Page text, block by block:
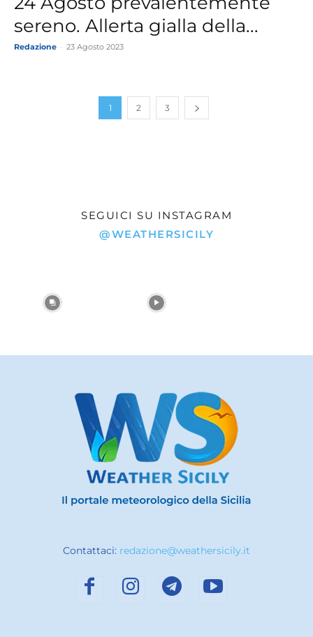
sereno. Allerta gialla della...
Redazione 23 Agosto 2023
1 2 3
SEGUICI SU INSTAGRAM
@WEATHERSICILY
Contattaci: redazione@weathersicily.it